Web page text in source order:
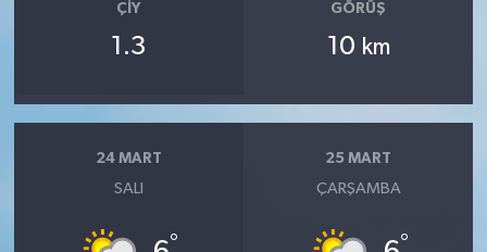
ÇIY
1.3
GÖRÜŞ
10 km
24 MART
SALI
°
25 MART
ÇARŞAMBA
°